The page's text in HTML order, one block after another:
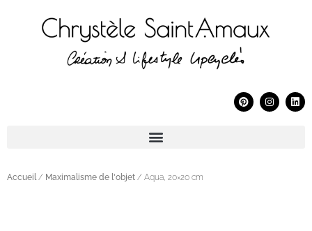
Accueil / Maximalisme de l'objet / Aqua, 20×20 cm